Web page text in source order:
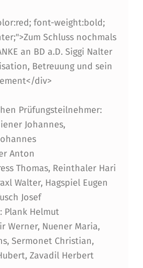
font-weight:bold;
Schluss nochmals
an BD a.D. Siggi Nalter
Betreuung und sein
div>
Prüfungsteilnehmer:
Johannes,
Anton
Thomas, Reinthaler Hari
Walter, Hagspiel Eugen
Josef
Plank Helmut
Werner, Nuener Maria,
Sermonet Christian,
Zavadil Herbert